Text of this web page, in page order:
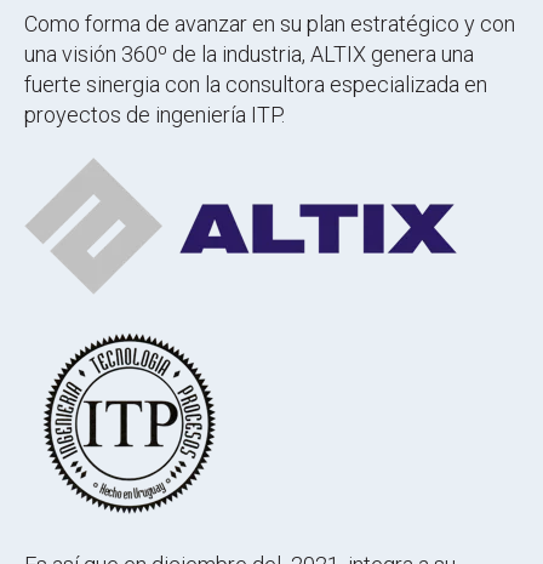
Como forma de avanzar en su plan estratégico y con
una visión 360º de la industria, ALTIX genera una
fuerte sinergia con la consultora especializada en
proyectos de ingeniería ITP.